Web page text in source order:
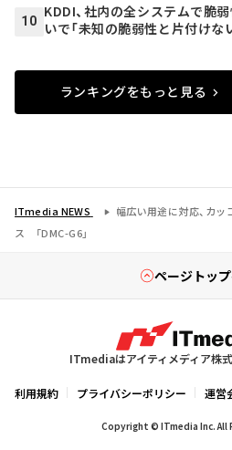
10
KDDI、社内の全システムで脆
いで「未知の脆弱性と片付けな
ランキングをもっと見る
ITmedia NEWS
幅広い用途に対応、カ
ス 「DMC-G6」
ページトッ
ITmediaはアイティメディア株
利用規約 プライバシーポリシー 運営
Copyright © ITmedia Inc. All